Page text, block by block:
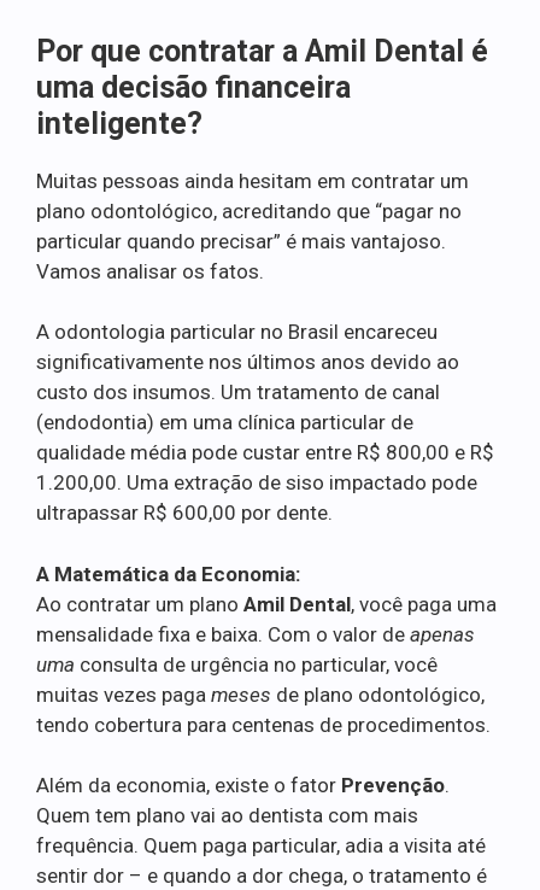
Por que contratar a Amil Dental é
uma decisão financeira
inteligente?
Muitas pessoas ainda hesitam em contratar um
plano odontológico, acreditando que “pagar no
particular quando precisar” é mais vantajoso.
Vamos analisar os fatos.
A odontologia particular no Brasil encareceu
significativamente nos últimos anos devido ao
custo dos insumos. Um tratamento de canal
(endodontia) em uma clínica particular de
qualidade média pode custar entre R$ 800,00 e R$
1.200,00. Uma extração de siso impactado pode
ultrapassar R$ 600,00 por dente.
A Matemática da Economia:
Ao contratar um plano Amil Dental, você paga uma
mensalidade fixa e baixa. Com o valor de apenas
uma consulta de urgência no particular, você
muitas vezes paga meses de plano odontológico,
tendo cobertura para centenas de procedimentos.
Além da economia, existe o fator Prevenção.
Quem tem plano vai ao dentista com mais
frequência. Quem paga particular, adia a visita até
sentir dor – e quando a dor chega, o tratamento é